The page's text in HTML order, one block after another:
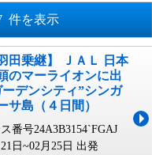
日～
日
件を表示
田乗継】 ＪＡＬ 日本
のマーライオンに出
デンシティ”シンガ
サ島（４日間）
番号24A3B3154`FGAJ
日~02月25日 出発